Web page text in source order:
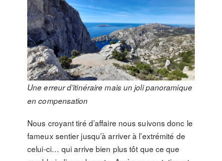
Une erreur d’itinéraire mais un joli panoramique
en compensation
Nous croyant tiré d’affaire nous suivons donc le
fameux sentier jusqu’à arriver à l’extrémité de
celui-ci… qui arrive bien plus tôt que ce que